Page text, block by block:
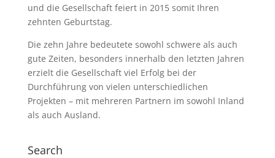
und die Gesellschaft feiert in 2015 somit Ihren
zehnten Geburtstag.
Die zehn Jahre bedeutete sowohl schwere als auch
gute Zeiten, besonders innerhalb den letzten Jahren
erzielt die Gesellschaft viel Erfolg bei der
Durchführung von vielen unterschiedlichen
Projekten – mit mehreren Partnern im sowohl Inland
als auch Ausland.
Search